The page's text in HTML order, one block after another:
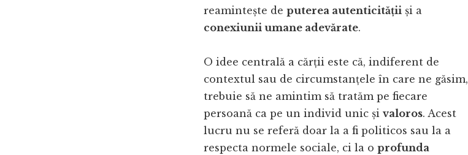
reamintește de puterea autenticității și a
conexiunii umane adevărate.
O idee centrală a cărții este că, indiferent de
contextul sau de circumstanțele în care ne găsim,
trebuie să ne amintim să tratăm pe fiecare
persoană ca pe un individ unic și valoros. Acest
lucru nu se referă doar la a fi politicos sau la a
respecta normele sociale, ci la o profunda